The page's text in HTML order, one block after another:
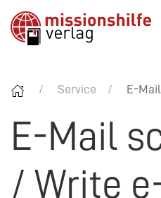
Service E-
E-Mail
/ Write